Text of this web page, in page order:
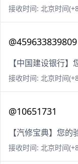
接收时间: 北京时间
@459633839809
【中国建设银行】
接收时间: 北京时间
@10651731
【汽修宝典】您的
接收时间: 北京时间